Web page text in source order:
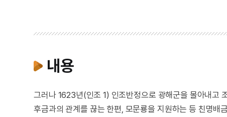
내용
그러나 1623년(인조 1) 인조반정으로 광해군을 몰아내고
후금과의 관계를 끊는 한편, 모문룡을 지원하는 등 친명배